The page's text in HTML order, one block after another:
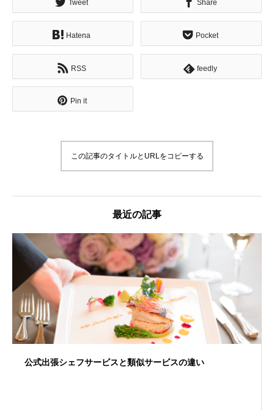
Tweet Share
Hatena Pocket
RSS feedly
Pin it
この記事のタイトルとURLをコピーする
最近の記事
公式出張シェフサービスと類似サービスの違い